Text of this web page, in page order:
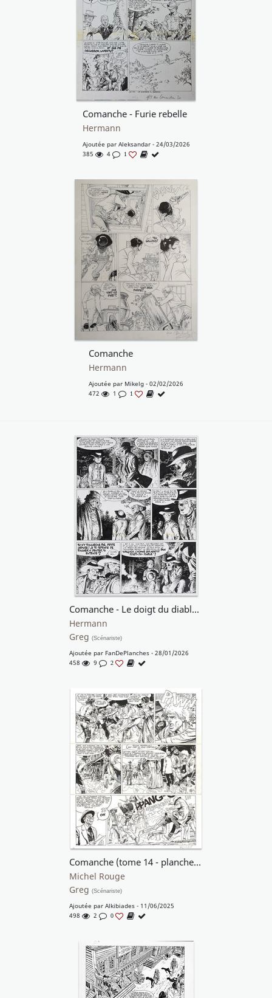
Comanche - Furie rebelle
Hermann
Ajoutée par Aleksandar- 24/03/2026
385
4 1
Comanche
Hermann
Ajoutée par Mikelg - 02/02/2026
472
1 1
Comanche - Le doigt du diable - T7 p30
Hermann
Greg (Scénariste)
Ajoutée par FanDePlanches - 28/01/2026
458
9 2
Comanche (tome 14 - planche 39)
Michel Rouge
Greg (Scénariste)
Ajoutée par Alkibiades - 11/06/2025
498
2 0